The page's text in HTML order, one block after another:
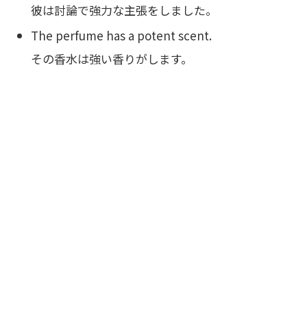
彼は討論で強力な主張をしました。
The perfume has a potent scent.
その香水は強い香りがします。